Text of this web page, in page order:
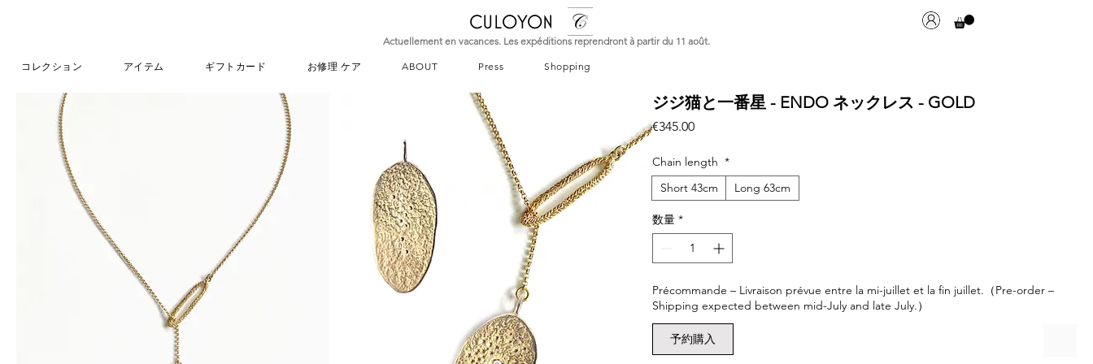
CULOYON
Actuellement en vacances. Les expéditions reprendront à partir du 11 août.
コレクション アイテム ギフトカード お修理 ケア ABOUT Press Shopping
ジジ猫と一番星 - ENDO ネックレス - GOLD
€345.00価
Chain length *
Short 43cm
Long 63cm
数量 *
Précommande – Livraison prévue entre la mi-juillet et la fin juillet.（Pre-order –
Shipping expected between mid-July and late July.）
予約購入